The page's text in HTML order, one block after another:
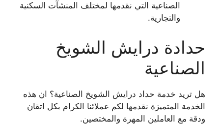
الصناعية التي نقدمها لمختلف المنشآت السكنية
والتجارية.
حدادة درايش الشويخ
الصناعية
هل تريد خدمة حداد درايش الشويخ الصناعية؟ ان هذه
الخدمة المتميزة نقدمها لكم عملائنا الكرام بكل اتقان
ودقة مع العاملين المهرة والمختصين.